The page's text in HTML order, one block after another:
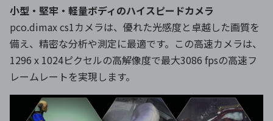
小型・堅牢・軽量ボディのハイスピードカメラ
pco.dimax cs1カメラは、優れた光感度と卓越した画質を
備え、精密な分析や測定に最適です。この高速カメラは、
1296 x 1024ピクセルの高解像度で最大3086 fpsの高速フ
レームレートを実現します。